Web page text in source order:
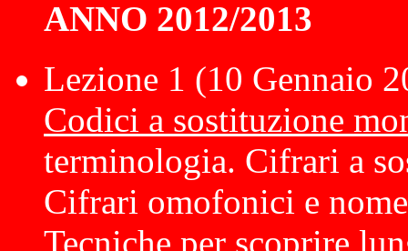
ANNO 2012/2013
Lezione 1 (10 Gennaio
Codici a sostituzione
terminologia. Cifrari a
Cifrari omofonici e
Tecniche per scoprire